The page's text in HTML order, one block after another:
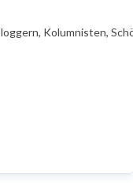
Kolumnisten,